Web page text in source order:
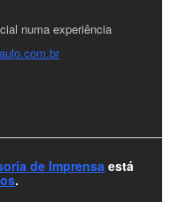
numa experiência
de Imprensa está
.